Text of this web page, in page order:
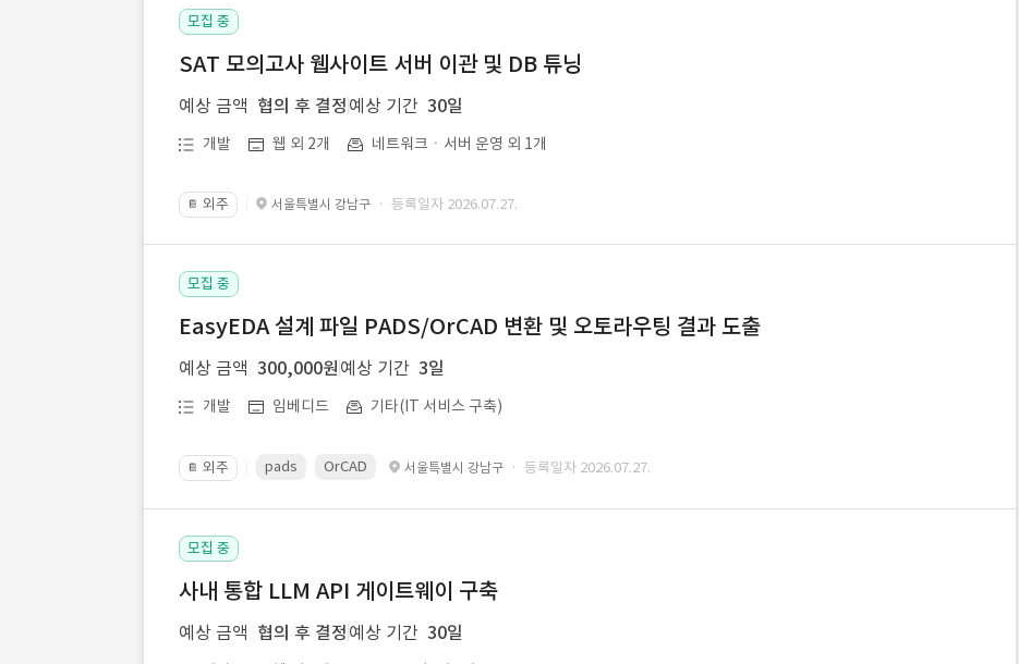
모집 중
SAT 모의고사 웹사이트 서버 이관 및 DB 튜닝
예상 금액 협의 후 결정 예상 기간 30일
개발 웹 외 2개 네트워크ㆍ서버 운영 외 1개
📔 외주 서울특별시 강남구 · 등록일자 2026.07.27.
모집 중
EasyEDA 설계 파일 PADS/OrCAD 변환 및 오토라우팅 결과 도출
예상 금액 300,000원 예상 기간 3일
개발 임베디드 기타(IT 서비스 구축)
📔 외주 pads OrCAD 서울특별시 강남구 · 등록일자 2026.07.27.
모집 중
사내 통합 LLM API 게이트웨이 구축
예상 금액 협의 후 결정 예상 기간 30일